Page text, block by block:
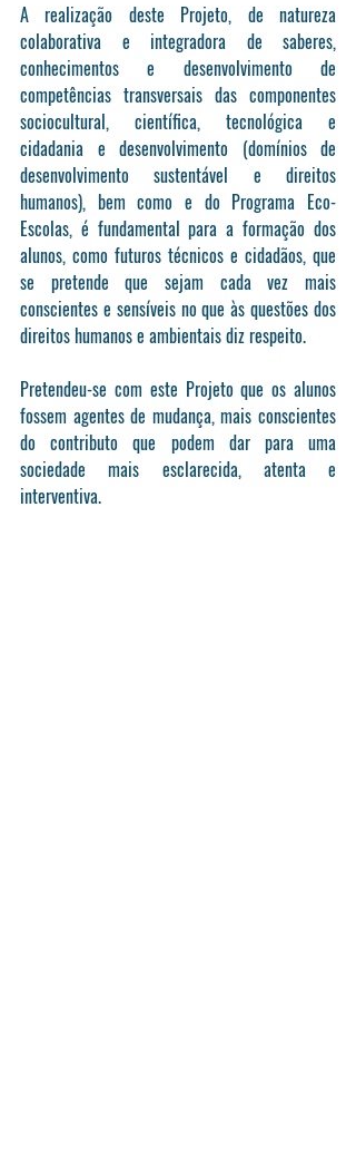
A realização deste Projeto, de natureza
colaborativa e integradora de saberes,
conhecimentos e desenvolvimento de
competências transversais das componentes
sociocultural, científica, tecnológica e
cidadania e desenvolvimento (domínios de
desenvolvimento sustentável e direitos
humanos), bem como e do Programa Eco-
Escolas, é fundamental para a formação dos
alunos, como futuros técnicos e cidadãos, que
se pretende que sejam cada vez mais
conscientes e sensíveis no que às questões dos
direitos humanos e ambientais diz respeito.
Pretendeu-se com este Projeto que os alunos
fossem agentes de mudança, mais conscientes
do contributo que podem dar para uma
sociedade mais esclarecida, atenta e
interventiva.